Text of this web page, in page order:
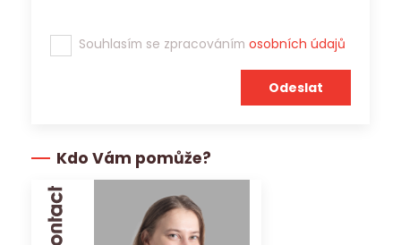
Souhlasím se zpracováním osobních údajů
Kdo Vám pomůže?